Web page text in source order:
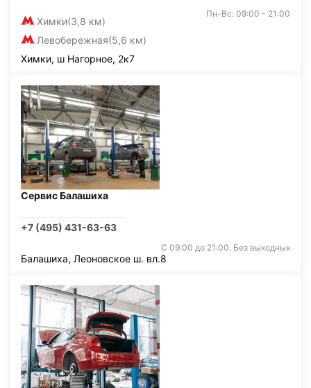
Химки(3,8 км)
Левобережная(5,6 км)
Пн-Вс: 09:00 - 21:00
Химки, ш Нагорное, 2к7
Сервис Балашиха
+7 (495) 431-63-63
С 09:00 до 21:00. Без выходных
Балашиха, Леоновское ш. вл.8